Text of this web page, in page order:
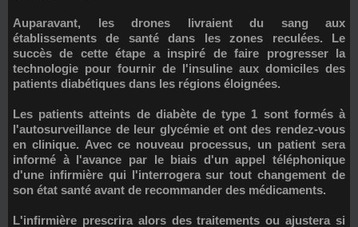
Auparavant, les drones livraient du sang aux
établissements de santé dans les zones reculées. Le
succès de cette étape a inspiré de faire progresser la
technologie pour fournir de l'insuline aux domiciles des
patients diabétiques dans les régions éloignées.
Les patients atteints de diabète de type 1 sont formés à
l'autosurveillance de leur glycémie et ont des rendez-vous
en clinique. Avec ce nouveau processus, un patient sera
informé à l'avance par le biais d'un appel téléphonique
d'une infirmière qui l'interrogera sur tout changement de
son état santé avant de recommander des médicaments.
L'infirmière prescrira alors des traitements ou ajustera si